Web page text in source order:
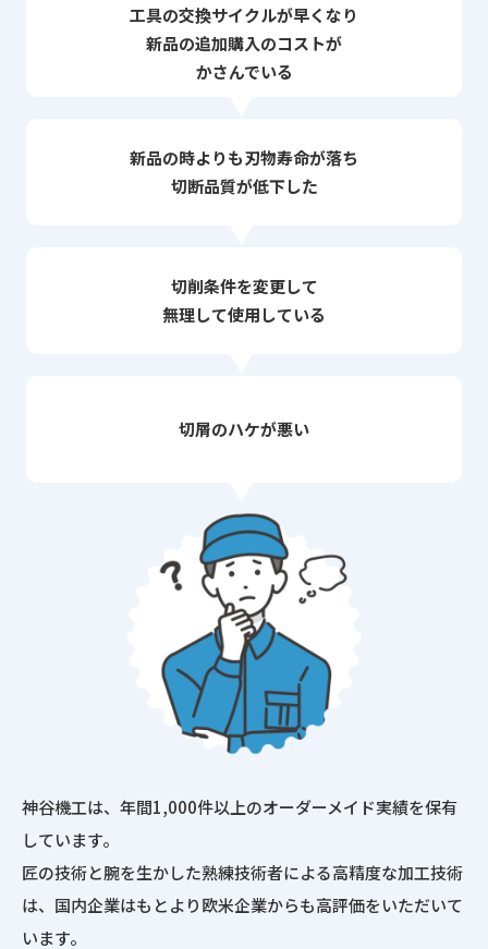
工具の交換サイクルが早くなり
新品の追加購入のコストが
かさんでいる
新品の時よりも刃物寿命が落ち
切断品質が低下した
切削条件を変更して
無理して使用している
切屑のハケが悪い
神谷機工は、年間1,000件以上のオーダーメイド実績を保有
しています。
匠の技術と腕を生かした熟練技術者による高精度な加工技術
は、国内企業はもとより欧米企業からも高評価をいただいて
います。